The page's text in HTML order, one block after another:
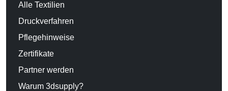
Alle Textilien
Druckverfahren
Pflegehinweise
Zertifikate
Partner werden
Warum 3dsupply?